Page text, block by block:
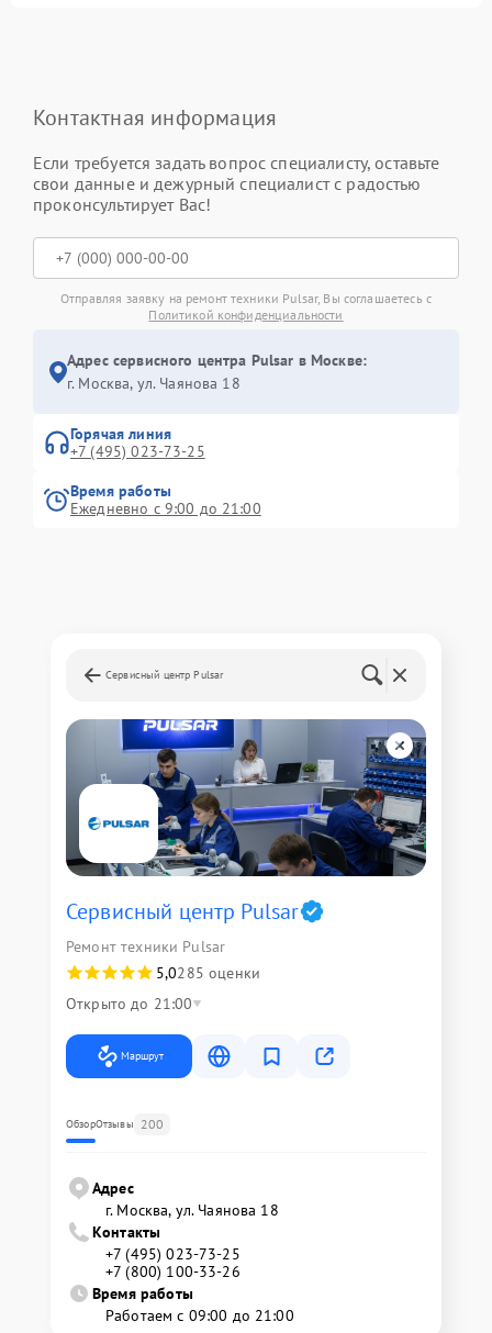
Контактная информация
Если требуется задать вопрос специалисту, оставьте
свои данные и дежурный специалист с радостью
проконсультирует Вас!
Отправляя заявку на ремонт техники Pulsar, Вы соглашаетесь с
Политикой конфиденциальности
Адрес сервисного центра Pulsar в Москве:
г. Москва, ул. Чаянова 18
Горячая линия
+7 (495) 023-73-25
Время работы
Ежедневно с 9:00 до 21:00
Сервисный центр Pulsar
Сервисный центр Pulsar
Ремонт техники Pulsar
5,0285 оценки
Открыто до 21:00
Маршрут
ОбзорОтзывы 200
Адрес
г. Москва, ул. Чаянова 18
Контакты
+7 (495) 023-73-25
+7 (800) 100-33-26
Время работы
Работаем с 09:00 до 21:00